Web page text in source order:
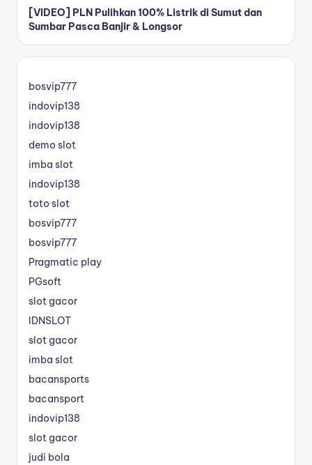
[VIDEO] PLN Pulihkan 100% Listrik di Sumut dan
Sumbar Pasca Banjir & Longsor
bosvip777
indovip138
indovip138
demo slot
imba slot
indovip138
toto slot
bosvip777
bosvip777
Pragmatic play
PGsoft
slot gacor
IDNSLOT
slot gacor
imba slot
bacansports
bacansport
indovip138
slot gacor
judi bola